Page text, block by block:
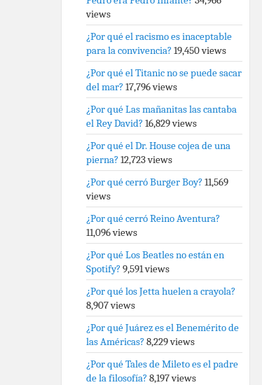
views
¿Por qué el racismo es inaceptable
para la convivencia? 19,450 views
¿Por qué el Titanic no se puede sacar
del mar? 17,796 views
¿Por qué Las mañanitas las cantaba
el Rey David? 16,829 views
¿Por qué el Dr. House cojea de una
pierna? 12,723 views
¿Por qué cerró Burger Boy? 11,569
views
¿Por qué cerró Reino Aventura?
11,096 views
¿Por qué Los Beatles no están en
Spotify? 9,591 views
¿Por qué los Jetta huelen a crayola?
8,907 views
¿Por qué Juárez es el Benemérito de
las Américas? 8,229 views
¿Por qué Tales de Mileto es el padre
de la filosofía? 8,197 views